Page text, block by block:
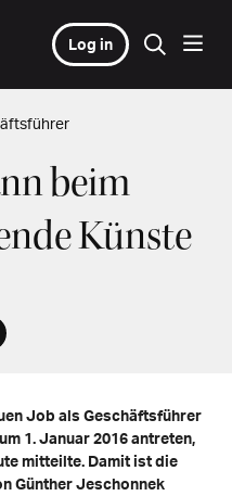
Log in
beim
Künste
Job als Geschäftsführer
1. Januar 2016 antreten,
mitteilte. Damit ist die
Günther Jeschonnek